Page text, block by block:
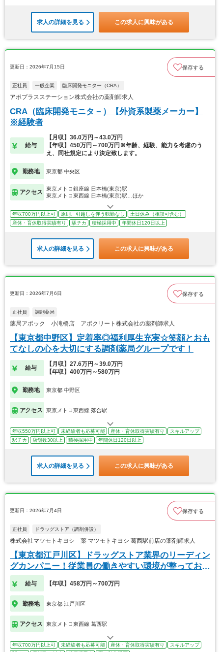
求人の詳細を見る この求人に興味がある
更新日：2026年7月15日 保存する
正社員 一般企業 臨床開発モニター（CRA）
アポプラスステーション株式会社の薬剤師求人
CRA（臨床開発モニタ－）【外資系製薬メーカー】
※経験者
給与
【月収】36.0万円～43.0万円
【年収】450万円～700万円※年齢、経験、能力を考慮のう
え、同社規定により決定致します。
勤務地 東京都 中央区
アクセス
東京メトロ銀座線 日本橋(東京)駅
東京メトロ東西線 日本橋(東京)駅…ほか
年収700万円以上可 原則、引越しを伴う転勤なし
土日休み（相談可含む）
産休・育休取得実績有り
駅チカ 積極採用中 年間休日120日以上
求人の詳細を見る この求人に興味がある
更新日：2026年7月6日 保存する
正社員 調剤薬局
薬局アポック 小滝橋店 アポクリート株式会社の薬剤師求人
【東京都中野区】定着率◎福利厚生充実☆笑顔とおも
てなしの心を大切にする調剤薬局グループです！
給与
【月収】27.6万円～39.0万円
【年収】400万円～580万円
勤務地 東京都 中野区
アクセス 東京メトロ東西線 落合駅
年収550万円以上可 未経験者も応募可能 産休・育休取得実績有り
スキルアップ
駅チカ
店舗数30以上 積極採用中 年間休日120日以上
求人の詳細を見る この求人に興味がある
更新日：2026年7月4日 保存する
正社員 ドラッグストア（調剤併設）
株式会社マツモトキヨシ 薬 マツモトキヨシ 葛西駅前店の薬剤師求人
【東京都江戸川区】ドラッグストア業界のリーディン
グカンパニー！従業員の働きやすい環境が整っており
ます
給与 【年収】458万円～700万円
勤務地 東京都 江戸川区
アクセス 東京メトロ東西線 葛西駅
年収700万円以上可 未経験者も応募可能 産休・育休取得実績有り
スキルアップ